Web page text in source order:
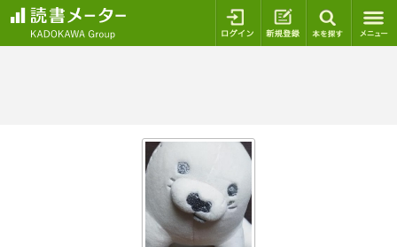
ログイン 新規登録